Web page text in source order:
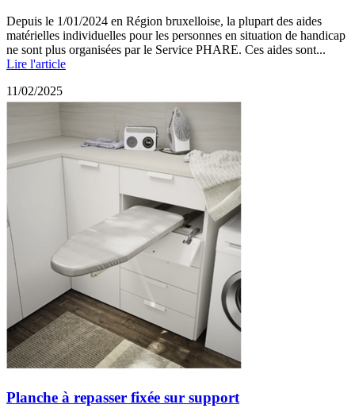
Depuis le 1/01/2024 en Région bruxelloise, la plupart des aides
matérielles individuelles pour les personnes en situation de handicap
ne sont plus organisées par le Service PHARE. Ces aides sont...
Lire l'article
11/02/2025
Planche à repasser fixée sur support